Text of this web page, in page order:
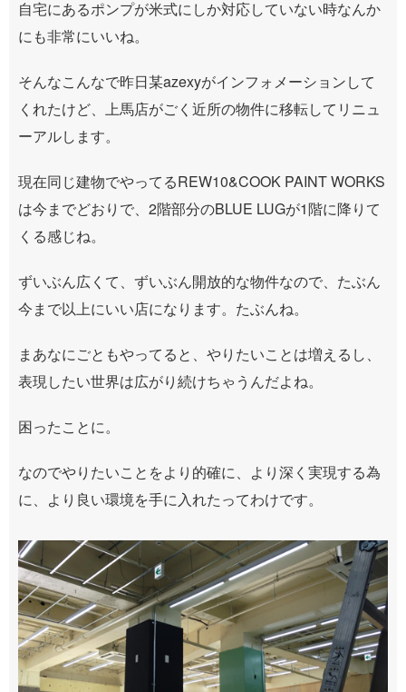
自宅にあるポンプが米式にしか対応していない時なんか
にも非常にいいね。
そんなこんなで昨日某azexyがインフォメーションして
くれたけど、上馬店がごく近所の物件に移転してリニュ
ーアルします。
現在同じ建物でやってるREW10&COOK PAINT WORKS
は今までどおりで、2階部分のBLUE LUGが1階に降りて
くる感じね。
ずいぶん広くて、ずいぶん開放的な物件なので、たぶん
今まで以上にいい店になります。たぶんね。
まあなにごともやってると、やりたいことは増えるし、
表現したい世界は広がり続けちゃうんだよね。
困ったことに。
なのでやりたいことをより的確に、より深く実現する為
に、より良い環境を手に入れたってわけです。